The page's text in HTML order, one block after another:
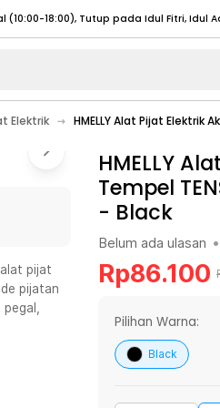
- 20:00), Tutup pada Idul Fitri
(08:00 - 17:00) Selengkapnya
(08:00 - 17:00) Selengkapnya
(12:00-20:00), Tutup pada Idul Fitri
(12:00-20:00), Tutup pada Idul Fitri
- 20:00), Tutup pada Idul Fitri
(08:00 - 17:00) Selengkapnya
Elektrik HMELLY Alat Pijat Elektrik
pijat
pijatan
HMELLY
Tempel
- Black
Belum ada ulasan •
Rp86.100
Pilihan Warna:
Black